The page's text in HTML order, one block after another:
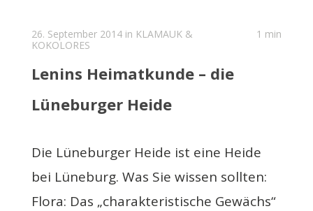
26. September 2014 in KLAMAUK &
KOKOLORES
1 min
Lenins Heimatkunde – die
Lüneburger Heide
Die Lüneburger Heide ist eine Heide
bei Lüneburg. Was Sie wissen sollten:
Flora: Das „charakteristische Gewächs“